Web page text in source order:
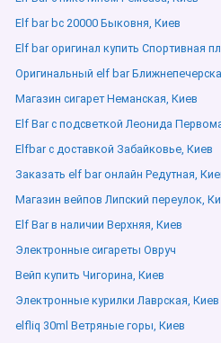
Elf bar bc 20000 Быковня, Киев
Elf bar оригинал купить Спортивная
Оригинальный elf bar
Магазин сигарет Неманская, Киев
Elf Bar с подсветкой Леонида
Elfbar с доставкой Забайковье, Киев
Заказать elf bar онлайн Редутная,
Магазин вейпов Липский переулок,
Elf Bar в наличии Верхняя, Киев
Электронные сигареты Овруч
Вейп купить Чигорина, Киев
Электронные курилки Лаврская, Киев
elfliq 30ml Ветряные горы, Киев